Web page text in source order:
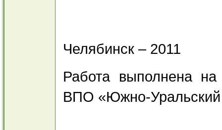
Челябинск – 2011
Работа выполнена
ВПО «Южно-Уральский